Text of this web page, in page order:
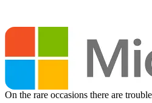
On the rare occasions there are